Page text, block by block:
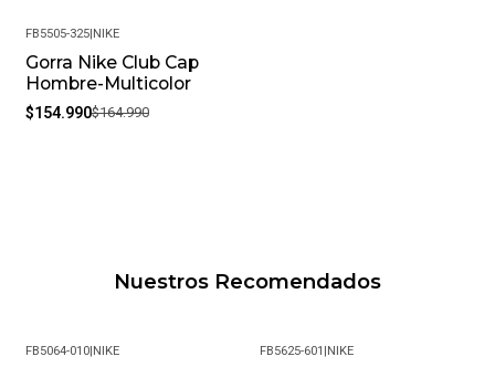
-6%
FB5505-325| NIKE
Gorra Nike Club Cap
Hombre-Multicolor
$154.990$164.990
Nuestros Recomendados
FB5064-010|NIKE FB5625-601 |NIKE